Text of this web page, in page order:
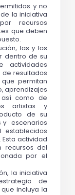
y no
la iniciativa
recursos
que deben
las y los
dentro de su
actividades
resultados
permitan
aprendizajes
así como de
artistas y
de su
escenarios
establecidos
actividad
recursos del
por el
la iniciativa
de
incluya la